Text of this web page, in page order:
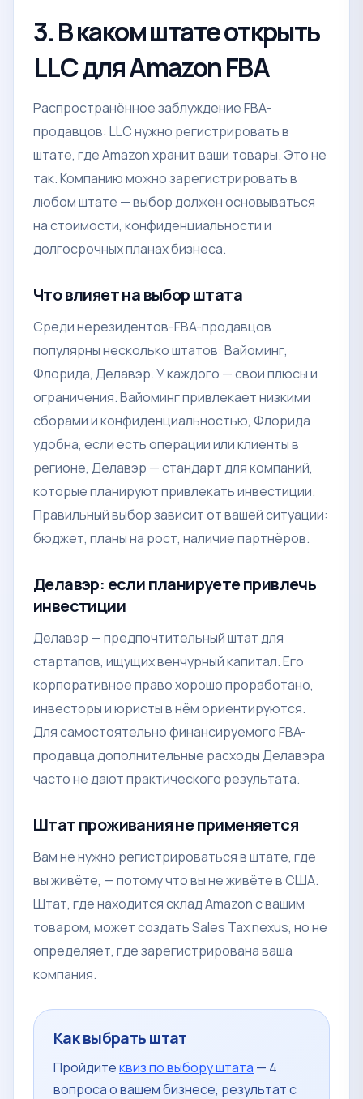
3. В каком штате открыть
LLC для Amazon FBA
Распространённое заблуждение FBA-
продавцов: LLC нужно регистрировать в
штате, где Amazon хранит ваши товары. Это не
так. Компанию можно зарегистрировать в
любом штате — выбор должен основываться
на стоимости, конфиденциальности и
долгосрочных планах бизнеса.
Что влияет на выбор штата
Среди нерезидентов-FBA-продавцов
популярны несколько штатов: Вайоминг,
Флорида, Делавэр. У каждого — свои плюсы и
ограничения. Вайоминг привлекает низкими
сборами и конфиденциальностью, Флорида
удобна, если есть операции или клиенты в
регионе, Делавэр — стандарт для компаний,
которые планируют привлекать инвестиции.
Правильный выбор зависит от вашей ситуации:
бюджет, планы на рост, наличие партнёров.
Делавэр: если планируете привлечь
инвестиции
Делавэр — предпочтительный штат для
стартапов, ищущих венчурный капитал. Его
корпоративное право хорошо проработано,
инвесторы и юристы в нём ориентируются.
Для самостоятельно финансируемого FBA-
продавца дополнительные расходы Делавэра
часто не дают практического результата.
Штат проживания не применяется
Вам не нужно регистрироваться в штате, где
вы живёте, — потому что вы не живёте в США.
Штат, где находится склад Amazon с вашим
товаром, может создать Sales Tax nexus, но не
определяет, где зарегистрирована ваша
компания.
Как выбрать штат
Пройдитеквиз по выбору штата — 4
вопроса о вашем бизнесе, результат с